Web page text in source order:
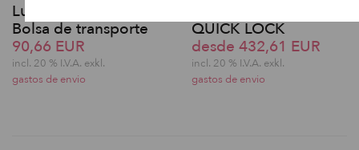
Lupit Pole Classic
Bolsa de transporte
90,66 EUR
incl. 20 % I.V.A. exkl.
gastos de envio
QUICK LOCK
desde 432,61 EUR
incl. 20 % I.V.A. exkl.
gastos de envio